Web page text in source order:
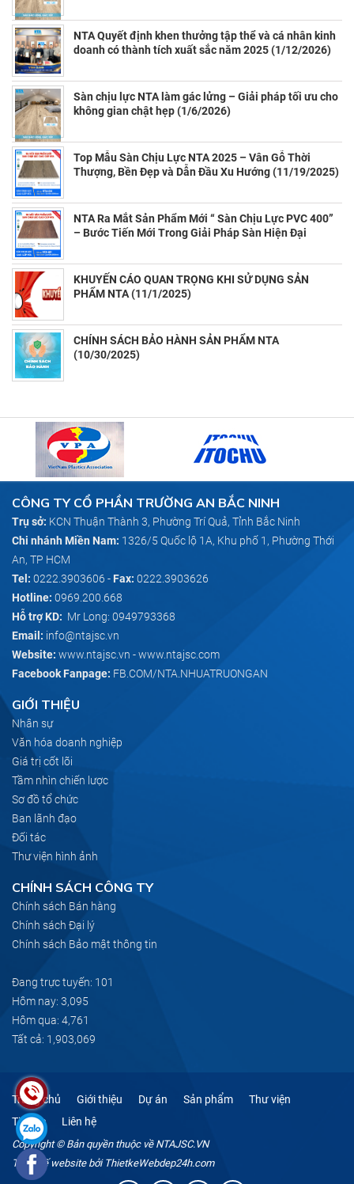
NTA Quyết định khen thưởng tập thể và cá nhân kinh
doanh có thành tích xuất sắc năm 2025 (1/12/2026)
Sàn chịu lực NTA làm gác lửng – Giải pháp tối ưu cho
không gian chật hẹp (1/6/2026)
Top Mẫu Sàn Chịu Lực NTA 2025 – Vân Gỗ Thời
Thượng, Bền Đẹp và Dẫn Đầu Xu Hướng (11/19/2025)
NTA Ra Mắt Sản Phẩm Mới “ Sàn Chịu Lực PVC 400”
– Bước Tiến Mới Trong Giải Pháp Sàn Hiện Đại
KHUYẾN CÁO QUAN TRỌNG KHI SỬ DỤNG SẢN
PHẨM NTA (11/1/2025)
CHÍNH SÁCH BẢO HÀNH SẢN PHẨM NTA
(10/30/2025)
CÔNG TY CỔ PHẦN TRƯỜNG AN BẮC NINH
Trụ sở: KCN Thuận Thành 3, Phường Trí Quả, Tỉnh Bắc Ninh
Chi nhánh Miền Nam: 1326/5 Quốc lộ 1A, Khu phố 1, Phường Thới
An, TP HCM
Tel: 0222.3903606 -Fax: 0222.3903626
Hotline: 0969.200.668
Hỗ trợ KD: Mr Long: 0949793368
Email: info@ntajsc.vn
Website: www.ntajsc.vn -www.ntajsc.com
Facebook Fanpage: FB.COM/NTA.NHUATRUONGAN
GIỚI THIỆU
Nhân sự
Văn hóa doanh nghiệp
Giá trị cốt lõi
Tầm nhìn chiến lược
Sơ đồ tổ chức
Ban lãnh đạo
Đối tác
Thư viện hình ảnh
CHÍNH SÁCH CÔNG TY
Chính sách Bán hàng
Chính sách Đại lý
Chính sách Bảo mật thông tin
Đang trực tuyến: 101
Hôm nay: 3,095
Hôm qua: 4,761
Tất cả: 1,903,069
Trang chủ Giới thiệu Dự án Sản phẩm
Thư viện
Tin tức
Liên hệ
Copyright © Bản quyền thuộc về NTAJSC.VN
Thiết kế websitebởi ThietkeWebdep24h.com